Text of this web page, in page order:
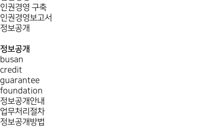
인권경영 구축
인권경영보고서
정보공개
정보공개
busan
credit
guarantee
foundation
정보공개안내
업무처리절차
정보공개방법